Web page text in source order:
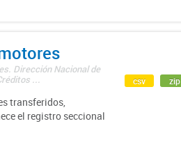
Dirección Nacional de
...
transferidos,
el registro seccional
csv zip